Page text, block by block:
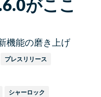
がここ
機能の磨き上げ
プレスリリース
シャーロック